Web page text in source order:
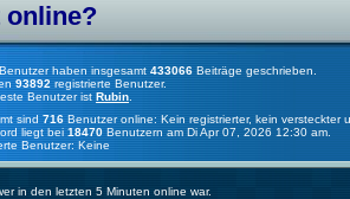
online?
haben insgesamt 433066 Beiträge geschrieben.
93892 registrierte Benutzer.
Benutzer ist Rubin
sind 716 Benutzer online: Kein registrierter, kein
liegt bei 18470 Benutzern am Di Apr 07, 2026 12:30 am.
Benutzer: Keine
in den letzten 5 Minuten online war.